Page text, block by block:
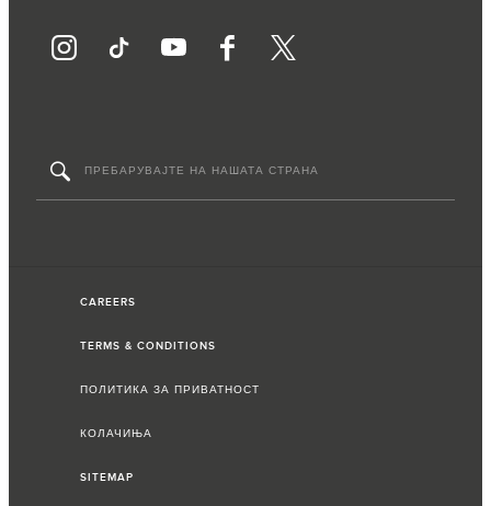
CAREERS
TERMS & CONDITIONS
ПОЛИТИКА ЗА ПРИВАТНОСТ
КОЛАЧИЊА
SITEMAP